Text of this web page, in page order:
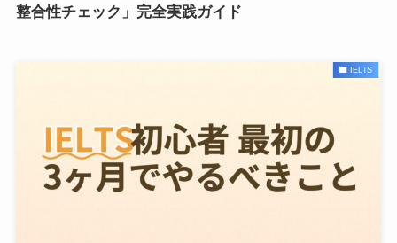
整合性チェック」完全実践ガイド
IELTS